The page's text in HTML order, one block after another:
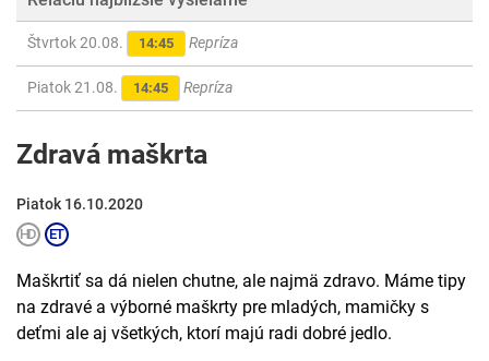
Štvrtok 20.08. 14:45 Repríza
Piatok 21.08. 14:45 Repríza
Zdravá maškrta
Piatok 16.10.2020
Maškrtiť sa dá nielen chutne, ale najmä zdravo. Máme tipy
na zdravé a výborné maškrty pre mladých, mamičky s
deťmi ale aj všetkých, ktorí majú radi dobré jedlo.